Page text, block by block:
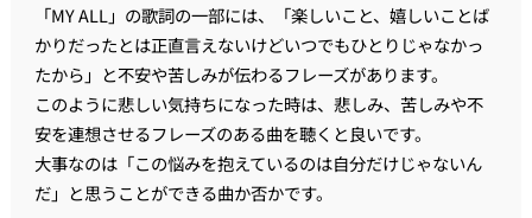
「MY ALL」の歌詞の一部には、「楽しいこと、嬉しいことば
かりだったとは正直言えないけどいつでもひとりじゃなかっ
たから」と不安や苦しみが伝わるフレーズがあります。
このように悲しい気持ちになった時は、悲しみ、苦しみや不
安を連想させるフレーズのある曲を聴くと良いです。
大事なのは「この悩みを抱えているのは自分だけじゃないん
だ」と思うことができる曲か否かです。